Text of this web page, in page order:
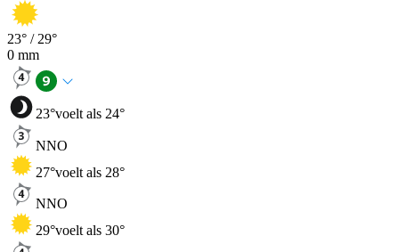
23° / 29°
0 mm
23°voelt als 24°
NNO
27°voelt als 28°
NNO
29°voelt als 30°